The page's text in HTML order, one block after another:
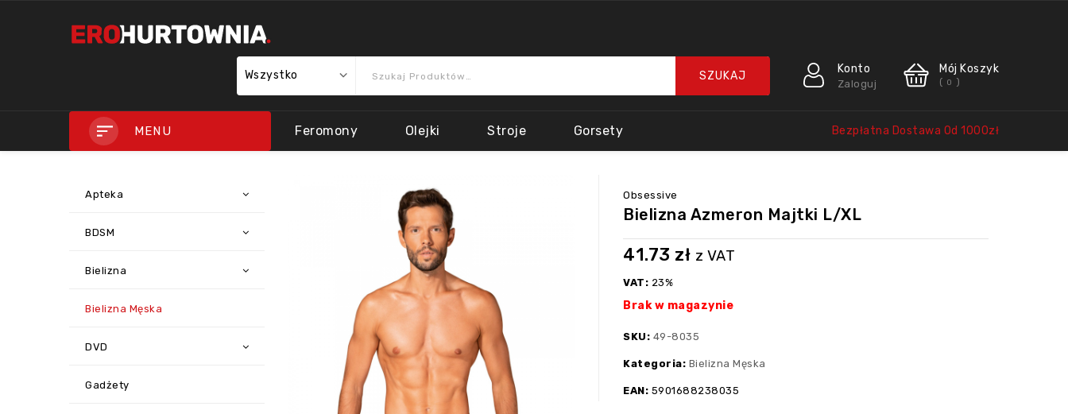
Wszystko Konto
Zaloguj
Mój Koszyk
( 0 )
MENU Feromony Olejki Stroje Gorsety Bezpłatna Dostawa Od 1000zł
Apteka
BDSM
Bielizna
Bielizna Męska
DVD
Gadżety
Obsessive
Bielizna Azmeron Majtki L/XL
41.73 zł z VAT
VAT: 23%
Brak w magazynie
SKU: 49-8035
Kategoria: Bielizna Męska
EAN: 5901688238035